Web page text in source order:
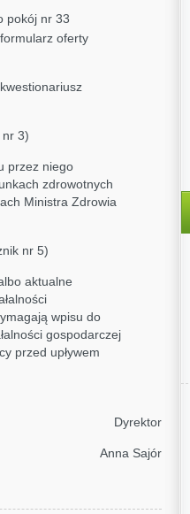
pokój nr 33
oferty
3)
przez niego
zdrowotnych
Ministra Zdrowia
nr 5)
aktualne
wpisu do
gospodarczej
przed upływem